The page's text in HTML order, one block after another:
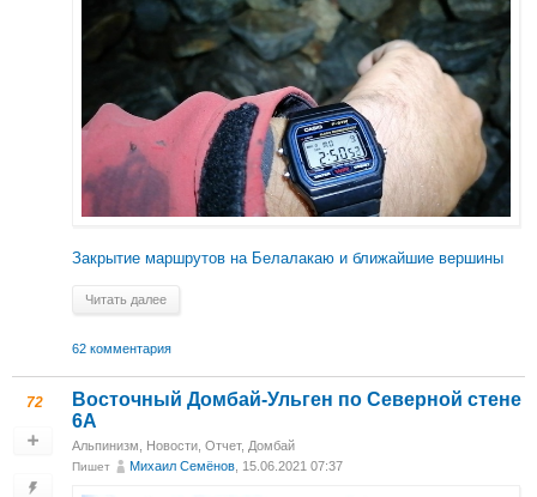
Закрытие маршрутов на Белалакаю и ближайшие вершины
Читать далее
62 комментария
72
Восточный Домбай-Ульген по Северной стене
6А
Альпинизм Новости Отчет, Домбай
Пишет Михаил Cемёнов , 15.06.2021 07:37